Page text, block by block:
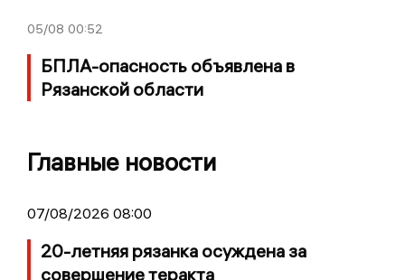
05/08 00:52
БПЛА-опасность объявлена в
Рязанской области
Главные новости
07/08/2026 08:00
20-летняя рязанка осуждена за
совершение теракта